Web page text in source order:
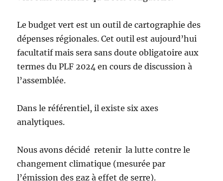
Le budget vert est un outil de cartographie des
dépenses régionales. Cet outil est aujourd’hui
facultatif mais sera sans doute obligatoire aux
termes du PLF 2024 en cours de discussion à
l’assemblée.
Dans le référentiel, il existe six axes
analytiques.
Nous avons décidé retenir la lutte contre le
changement climatique (mesurée par
l’émission des gaz à effet de serre).